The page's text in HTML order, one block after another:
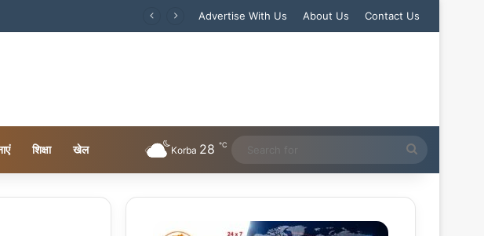
Advertise With Us About Us Contact Us
शिक्षा खेल Korba 28 ℃
for